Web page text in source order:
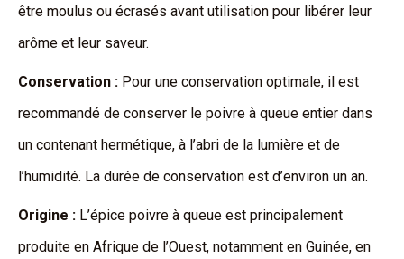
être moulus ou écrasés avant utilisation pour libérer leur
arôme et leur saveur.
Conservation : Pour une conservation optimale, il est
recommandé de conserver le poivre à queue entier dans
un contenant hermétique, à l’abri de la lumière et de
l’humidité. La durée de conservation est d’environ un an.
Origine : L’épice poivre à queue est principalement
produite en Afrique de l’Ouest, notamment en Guinée, en